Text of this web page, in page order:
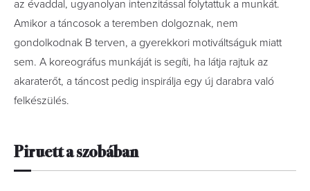
az évaddal, ugyanolyan intenzitással folytattuk a munkát.
Amikor a táncosok a teremben dolgoznak, nem
gondolkodnak B terven, a gyerekkori motiváltságuk miatt
sem. A koreográfus munkáját is segíti, ha látja rajtuk az
akaraterőt, a táncost pedig inspirálja egy új darabra való
felkészülés.
Piruett a szobában